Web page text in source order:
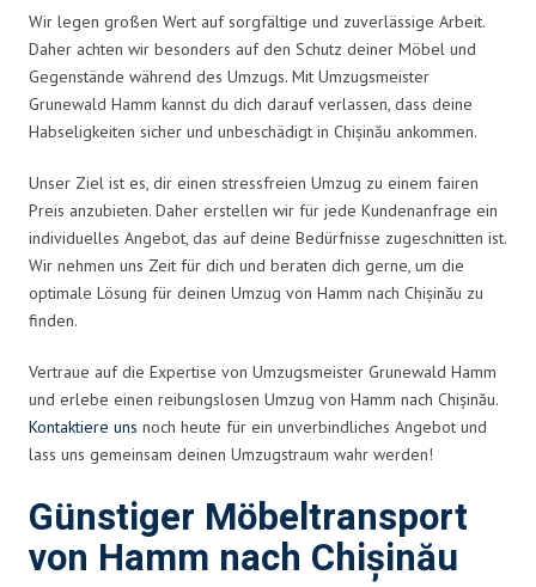
Wir legen großen Wert auf sorgfältige und zuverlässige Arbeit.
Daher achten wir besonders auf den Schutz deiner Möbel und
Gegenstände während des Umzugs. Mit Umzugsmeister
Grunewald Hamm kannst du dich darauf verlassen, dass deine
Habseligkeiten sicher und unbeschädigt in Chișinău ankommen.
Unser Ziel ist es, dir einen stressfreien Umzug zu einem fairen
Preis anzubieten. Daher erstellen wir für jede Kundenanfrage ein
individuelles Angebot, das auf deine Bedürfnisse zugeschnitten ist.
Wir nehmen uns Zeit für dich und beraten dich gerne, um die
optimale Lösung für deinen Umzug von Hamm nach Chișinău zu
finden.
Vertraue auf die Expertise von Umzugsmeister Grunewald Hamm
und erlebe einen reibungslosen Umzug von Hamm nach Chișinău.
Kontaktiere uns noch heute für ein unverbindliches Angebot und
lass uns gemeinsam deinen Umzugstraum wahr werden!
Günstiger Möbeltransport
von Hamm nach Chișinău